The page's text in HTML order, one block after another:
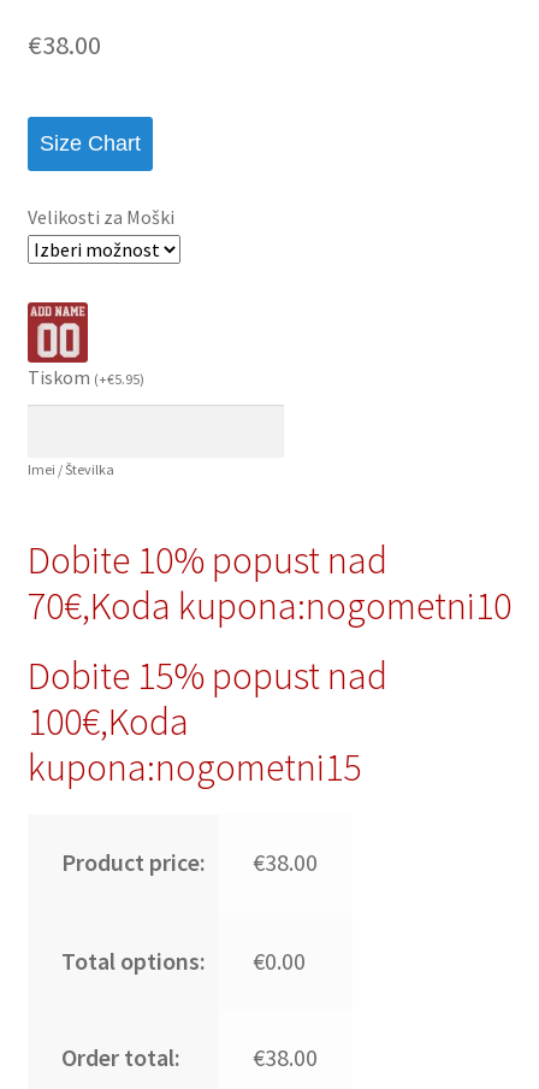
€38.00
Size Chart
Velikosti za Moški
Tiskom (+€5.95)
Imei / Številka
Dobite 10% popust nad
70€,Koda kupona:nogometni10
Dobite 15% popust nad
100€,Koda
kupona:nogometni15
Product price: €38.00
Total options: €0.00
Order total: €38.00